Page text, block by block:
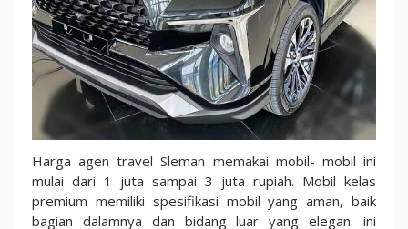
Harga agen travel Sleman memakai mobil- mobil ini
mulai dari 1 juta sampai 3 juta rupiah. Mobil kelas
premium memiliki spesifikasi mobil yang aman, baik
bagian dalamnya dan bidang luar yang elegan. ini